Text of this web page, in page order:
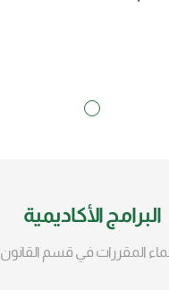
البرامج الأكاديمية
المقررات في قسم القانون